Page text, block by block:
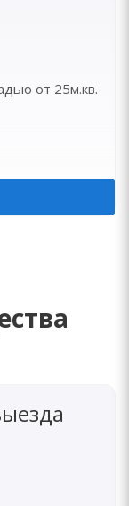
от 25м.кв.